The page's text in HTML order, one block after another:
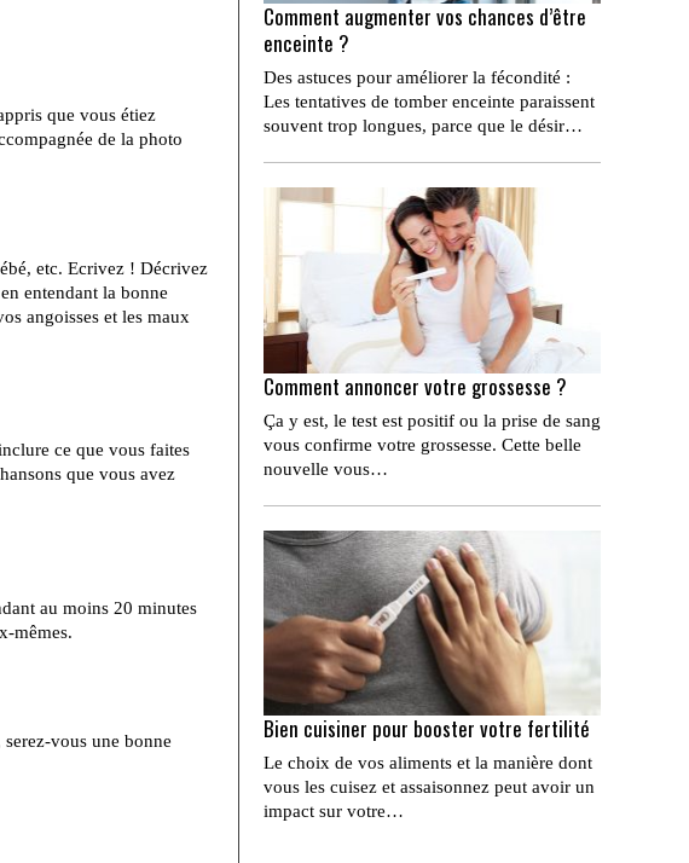
que vous étiez
de la photo
etc. Ecrivez ! Décrivez
entendant la bonne
angoisses et les maux
ce que vous faites
que vous avez
au moins 20 minutes
mêmes.
vous une bonne
Comment augmenter vos chances d’être
enceinte ?
Des astuces pour améliorer la fécondité :
Les tentatives de tomber enceinte paraissent
souvent trop longues, parce que le désir…
Comment annoncer votre grossesse ?
Ça y est, le test est positif ou la prise de sang
vous confirme votre grossesse. Cette belle
nouvelle vous…
Bien cuisiner pour booster votre fertilité
Le choix de vos aliments et la manière dont
vous les cuisez et assaisonnez peut avoir un
impact sur votre…